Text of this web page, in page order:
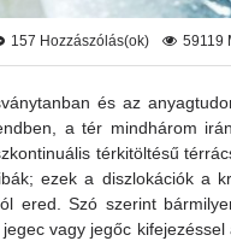
157 Hozzászólás(ok) 59119
és az
a tér mindhárom
térkitöltésű
ezek a diszlokációk a
ered. Szó szerint
vagy jegőc